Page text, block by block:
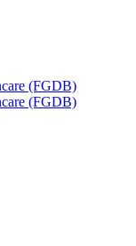
(FGDB)
(FGDB)